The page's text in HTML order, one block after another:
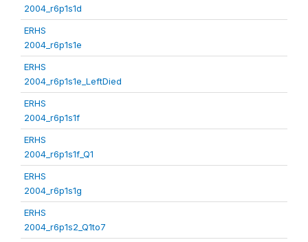
2004_r6p1s1d
ERHS
2004_r6p1s1e
ERHS
2004_r6p1s1e_LeftDied
ERHS
2004_r6p1s1f
ERHS
2004_r6p1s1f_Q1
ERHS
2004_r6p1s1g
ERHS
2004_r6p1s2_Q1to7